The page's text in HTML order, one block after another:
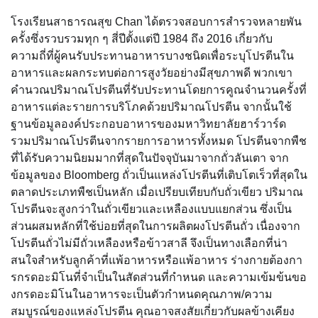
โรงเรียนสาธารณสุข Chan ได้ตรวจสอบการสำรวจหลายพัน
ครั้งซึ่งรวบรวมทุก ๆ สี่ปีตั้งแต่ปี 1984 ถึง 2016 เกี่ยวกับ
ความถี่ที่ผู้คนรับประทานอาหารบางชนิดเพื่อระบุโปรตีนใน
อาหารและผลกระทบต่อการสูงวัยอย่างมีสุขภาพดี พวกเขา
คำนวณปริมาณโปรตีนที่รับประทานโดยการคูณจำนวนครั้งที่
อาหารแต่ละรายการบริโภคด้วยปริมาณโปรตีน จากนั้นใช้
ฐานข้อมูลองค์ประกอบอาหารของมหาวิทยาลัยฮาร์วาร์ด
รวมปริมาณโปรตีนจากรายการอาหารทั้งหมด โปรตีนจากพืช
ที่ได้รับความนิยมมากที่สุดในปัจจุบันมาจากถั่วลันเตา จาก
ข้อมูลของ Bloomberg ถั่วเป็นแหล่งโปรตีนที่เติบโตเร็วที่สุดใน
ตลาดประเภทพืชเป็นหลัก เมื่อเปรียบเทียบกับถั่วเขียว ปริมาณ
โปรตีนจะสูงกว่าในถั่วเขียวและเหลืองแบบแยกส่วน ซึ่งเป็น
ส่วนผสมหลักที่ใช้บ่อยที่สุดในการผลิตผงโปรตีนถั่ว เนื่องจาก
โปรตีนถั่วไม่มีถั่วเหลืองหรือข้าวสาลี จึงเป็นทางเลือกที่น่า
สนใจสำหรับลูกค้าที่แพ้อาหารหรือแพ้อาหาร ร่างกายต้องกา
รกรดอะมิโนที่จำเป็นในสัดส่วนที่กำหนด และความเข้มข้นขอ
งกรดอะมิโนในอาหารจะเป็นตัวกำหนดคุณภาพ/ความ
สมบูรณ์ของแหล่งโปรตีน คุณอาจสงสัยเกี่ยวกับผลข้างเคียง